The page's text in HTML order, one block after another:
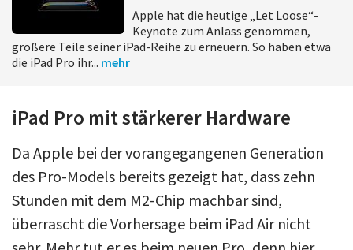
Apple hat die heutige „Let Loose“-
Keynote zum Anlass genommen,
größere Teile seiner iPad-Reihe zu erneuern. So haben etwa
die iPad Pro ihr... mehr
iPad Pro mit stärkerer Hardware
Da Apple bei der vorangegangenen Generation
des Pro-Models bereits gezeigt hat, dass zehn
Stunden mit dem M2-Chip machbar sind,
überrascht die Vorhersage beim iPad Air nicht